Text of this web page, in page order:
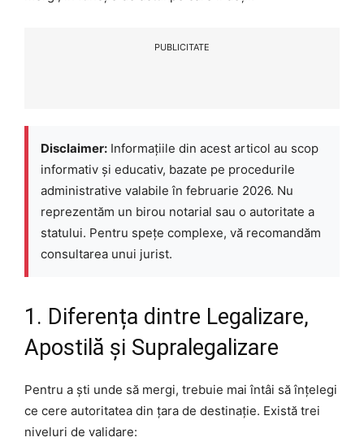
PUBLICITATE
Disclaimer: Informațiile din acest articol au scop
informativ și educativ, bazate pe procedurile
administrative valabile în februarie 2026. Nu
reprezentăm un birou notarial sau o autoritate a
statului. Pentru spețe complexe, vă recomandăm
consultarea unui jurist.
1. Diferența dintre Legalizare,
Apostilă și Supralegalizare
Pentru a ști unde să mergi, trebuie mai întâi să înțelegi
ce cere autoritatea din țara de destinație. Există trei
niveluri de validare: